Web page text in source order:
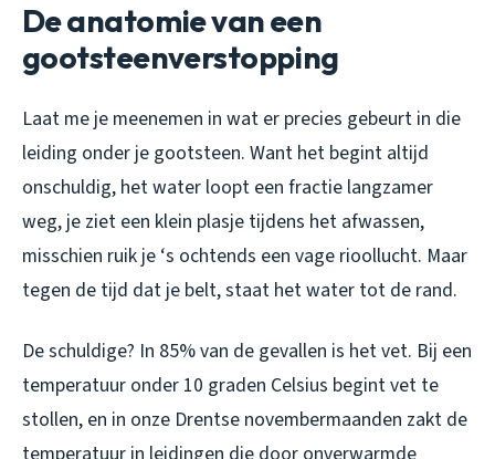
De anatomie van een
gootsteenverstopping
Laat me je meenemen in wat er precies gebeurt in die
leiding onder je gootsteen. Want het begint altijd
onschuldig, het water loopt een fractie langzamer
weg, je ziet een klein plasje tijdens het afwassen,
misschien ruik je ‘s ochtends een vage rioollucht. Maar
tegen de tijd dat je belt, staat het water tot de rand.
De schuldige? In 85% van de gevallen is het vet. Bij een
temperatuur onder 10 graden Celsius begint vet te
stollen, en in onze Drentse novembermaanden zakt de